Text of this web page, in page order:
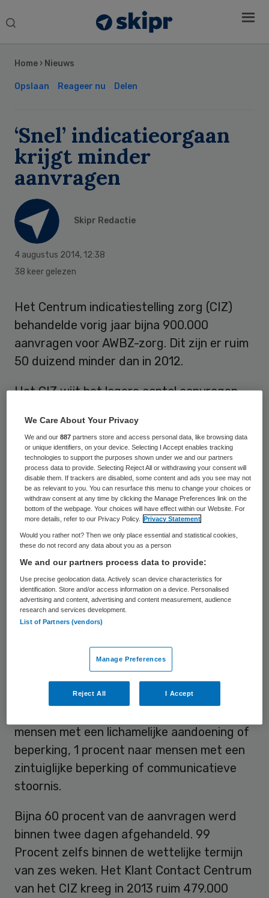
Search
Home › Nieuws
Opslaan Reageer nu Delen
‘Snel’ indicatieorgaan
krijgt minder
aanvragen
Skipr Redactie
4 augustus 2014, 12:38
38 keer gelezen
Het Centrum indicatiestelling zorg (CIZ)
behandelde vorig jaar bijna 900.000
aanvragen voor AWBZ-zorg. Dit zijn er ruim
50 duizend minder dan in 2012.
Het CIZ wijt het lagere aantal aanvragen
revalidatiezorg van de AWBZ naar de
Zorgverzekeringswet (Zvw). Hierdoor stelt
het CIZ sinds begin 2013 geen indicaties
meer voor deze vorm van zorg. Daarnaast is
de geldigheidsduur van indicaties langer
geworden waardoor het CIZ minder
periodieke herindicaties hoeft te
negen van de tien aanvragen
werden door het CIZ positief beoordeeld.
Lichamelijke beperking
grootste groep cliënten die zorg aanvroeg
tussen de 75 en 84 jaar. Vier procent was
tussen de 0 en 17 jaar. Bijna zeventig
mensen met een lichamelijke aandoening of
beperking, 1 procent naar mensen met een
zintuiglijke beperking of communicatieve
stoornis.
Bijna 60 procent van de aanvragen werd
binnen twee dagen afgehandeld. 99
Procent zelfs binnen de wettelijke termijn
van zes weken. Het Klant Contact Centrum
van het CIZ kreeg in 2013 ruim 479.000
Sidebar
We Care About Your Privacy
We and our887 partners store and access personal data, like browsing data
or unique identifiers, on your device. Selecting I Accept enables tracking
technologies to support the purposes shown under we and our partners
process data to provide. Selecting Reject All or withdrawing your consent will
disable them. If trackers are disabled, some content and ads you see may not
be as relevant to you. You can resurface this menu to change your choices or
withdraw consent at any time by clicking the Manage Preferences link on the
bottom of the webpage. Your choices will have effect within our Website. For
more details, refer to our Privacy Policy.
Privacy Statement
Would you rather not? Then we only place essential and statistical cookies,
these do not record any data about you as a person
We and our partners process data to provide:
Use precise geolocation data. Actively scan device characteristics for
identification. Store and/or access information on a device. Personalised
advertising and content, advertising and content measurement, audience
research and services development.
List of Partners (vendors)
Manage Preferences
Reject All I Accept